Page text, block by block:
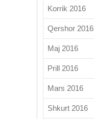
Korrik 2016
Qershor 2016
Maj 2016
Prill 2016
Mars 2016
Shkurt 2016